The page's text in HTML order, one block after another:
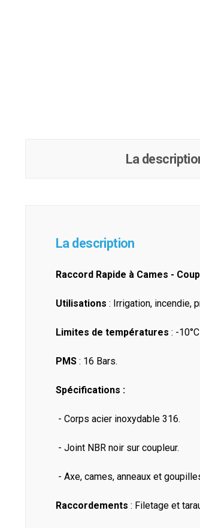
La
La description
Raccord Rapide à Cames -
Utilisations : Irrigation, incendie,
Limites de températures : -
PMS : 16 Bars.
Spécifications :
- Corps acier inoxydable 316.
- Joint NBR noir sur coupleur.
- Axe, cames, anneaux et
Raccordements : Filetage et